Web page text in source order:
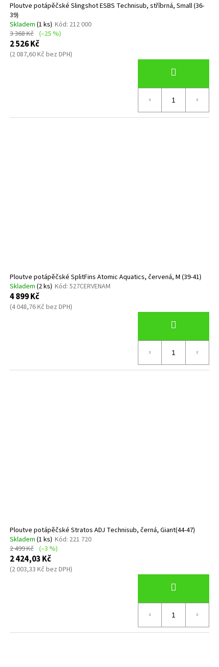
Ploutve potápěčské Slingshot ESBS Technisub, stříbrná, Small (36-
39)
Skladem (1 ks) Kód: 212 000
3 368 Kč (–25 %)
2 526 Kč
(2 087,60 Kč bez DPH)
Ploutve potápěčské SplitFins Atomic Aquatics, červená, M (39-41)
Skladem (2 ks) Kód: 527CERVENAM
4 899 Kč
(4 048,76 Kč bez DPH)
Ploutve potápěčské Stratos ADJ Technisub, černá, Giant(44-47)
Skladem (1 ks) Kód: 221 720
2 499 Kč (–3 %)
2 424,03 Kč
(2 003,33 Kč bez DPH)